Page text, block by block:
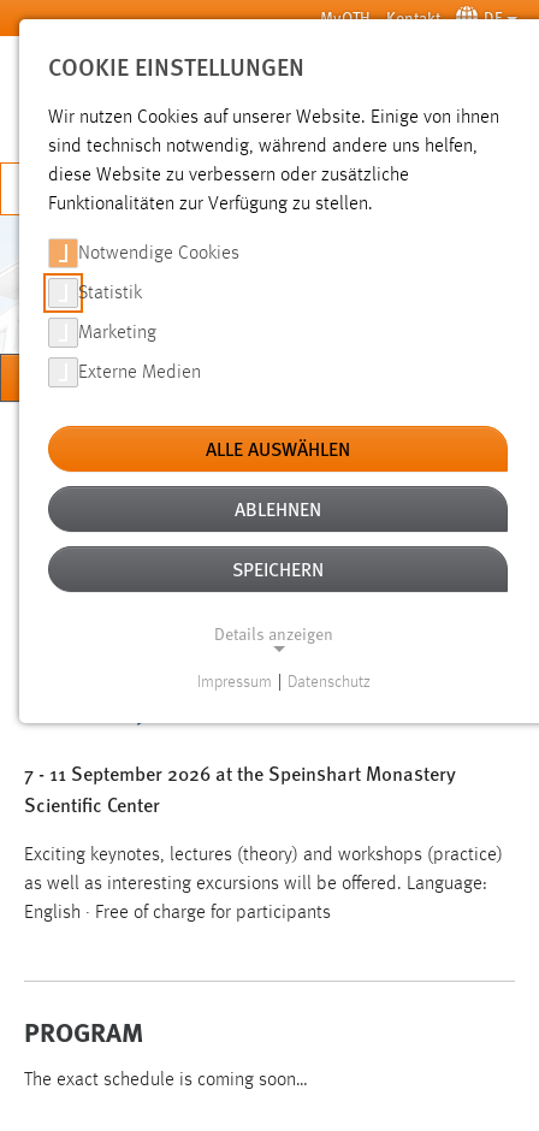
Zum Hauptinhalt springen MyOTH Kontakt DE
SUCHE
JETZT BEWERBEN
INNOVATIONS- UND
KOMPETENZZENTRUM
KÜNSTLICHE INTELLIGENZ
Sie sind hier:
Forschung Forschungseinrichtungen Kompetenzzentren
AI SUMMER SCHOOL "AI AND
INDUSTRY" – HACKATHON, EXCITING
KEYNOTES AND COMPANY VISITS
7 - 11 September 2026 at the Speinshart Monastery
Scientific Center
Exciting keynotes, lectures (theory) and workshops (practice)
as well as interesting excursions will be offered. Language:
English · Free of charge for participants
PROGRAM
The exact schedule is coming soon…
COOKIE EINSTELLUNGEN
Wir nutzen Cookies auf unserer Website. Einige von ihnen
sind technisch notwendig, während andere uns helfen,
diese Website zu verbessern oder zusätzliche
Funktionalitäten zur Verfügung zu stellen.
Notwendige Cookies
Statistik
Marketing
Externe Medien
ALLE AUSWÄHLEN
ABLEHNEN
SPEICHERN
Details anzeigen
Funktionen und sind für die einwandfreie Funktion der
Website erforderlich.
Einverständnis
Name:
Zweck:
Optionen des Benutzers
Cookie Laufzeit:
Impressum Datenschutz